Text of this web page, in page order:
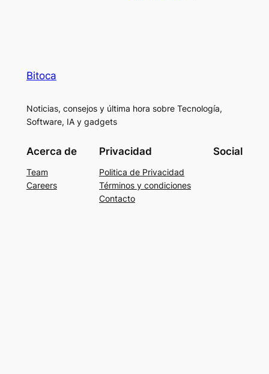
Bitoca
Noticias, consejos y última hora sobre Tecnología,
Software, IA y gadgets
Acerca de
Team
Careers
Privacidad
Politica de Privacidad
Términos y condiciones
Contacto
Social